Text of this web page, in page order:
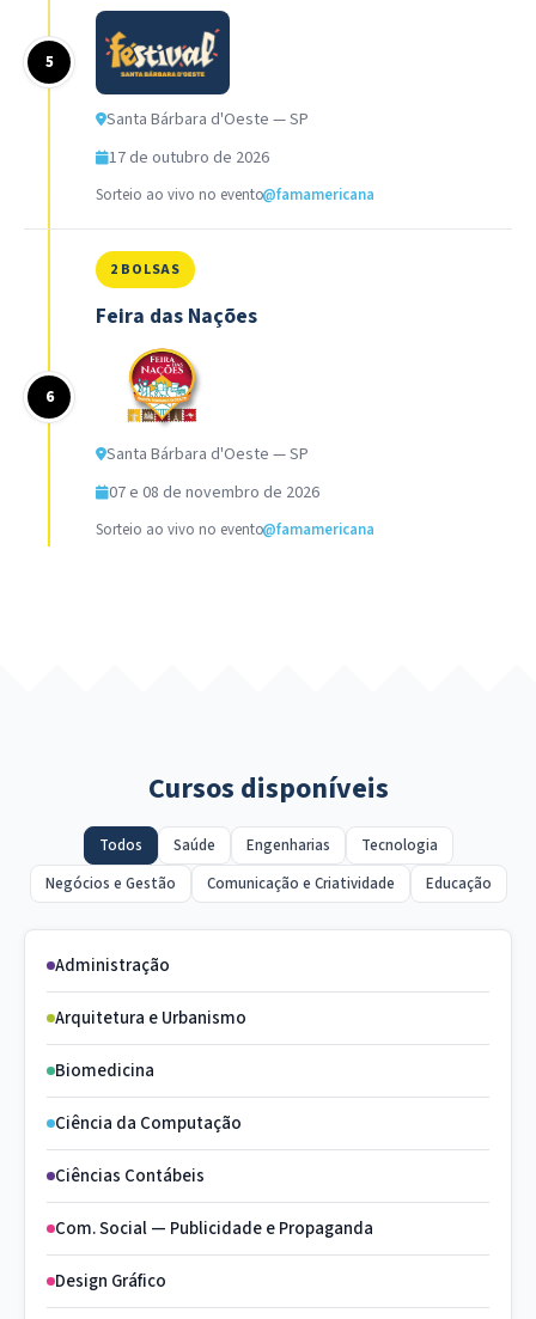
Santa Bárbara d'Oeste — SP
17 de outubro de 2026
Sorteio ao vivo no evento@famamericana
2 BOLSAS
Feira das Nações
Santa Bárbara d'Oeste — SP
07 e 08 de novembro de 2026
Sorteio ao vivo no evento@famamericana
Cursos disponíveis
Todos Saúde Engenharias
Tecnologia
Negócios e Gestão
Comunicação e Criatividade Educação
Administração
Arquitetura e Urbanismo
Biomedicina
Ciência da Computação
Ciências Contábeis
Com. Social — Publicidade e Propaganda
Design Gráfico